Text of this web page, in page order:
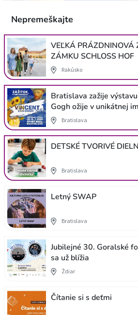
Nepremeškajte
VEĽKÁ
ZÁMKU SCHLOSS HOF
Rakúsko
Bratislava zažije
Gogh ožije v unikátnej
Bratislava
DETSKÉ TVORIVÉ
Bratislava
Letný SWAP
Bratislava
Jubilejné 30. Goralské
sa už blížia
Ždiar
Čítanie si s deťmi